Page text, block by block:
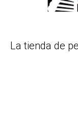
La tienda de